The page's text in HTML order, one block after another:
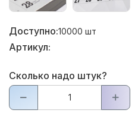
Доступно:10000 шт
Артикул:
Сколько надо штук?